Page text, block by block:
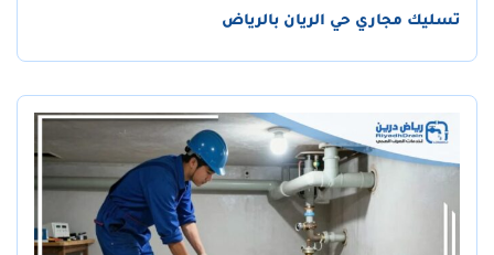
تسليك مجاري حي الريان بالرياض